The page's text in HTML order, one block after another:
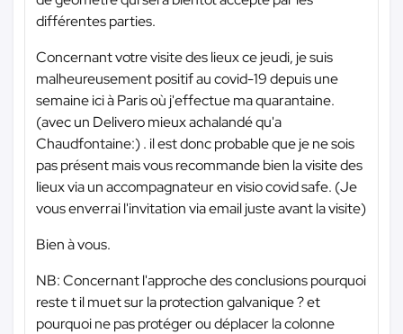
différentes parties.
Concernant votre visite des lieux ce jeudi, je suis
malheureusement positif au covid-19 depuis une
semaine ici à Paris où j'effectue ma quarantaine.
(avec un Delivero mieux achalandé qu'a
Chaudfontaine:) . il est donc probable que je ne sois
pas présent mais vous recommande bien la visite des
lieux via un accompagnateur en visio covid safe. (Je
vous enverrai l'invitation via email juste avant la visite)
Bien à vous.
NB: Concernant l'approche des conclusions pourquoi
reste t il muet sur la protection galvanique ? et
pourquoi ne pas protéger ou déplacer la colonne